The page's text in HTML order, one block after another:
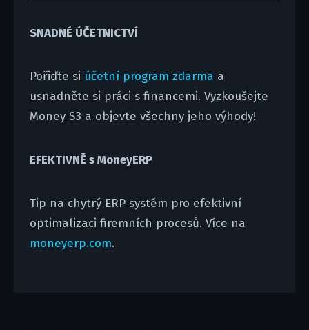
SNADNÉ ÚČETNICTVÍ
Pořiďte si účetní program zdarma a
usnadněte si práci s financemi. Vyzkoušejte
Money S3 a objevte všechny jeho výhody!
EFEKTIVNĚ s MoneyERP
Tip na chytrý ERP systém pro efektivní
optimalizaci firemních procesů. Více na
moneyerp.com.